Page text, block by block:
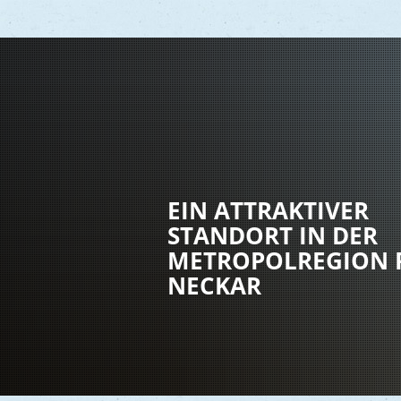
EIN ATTRAKTIVER
STANDORT IN DER
METROPOLREGION
NECKAR